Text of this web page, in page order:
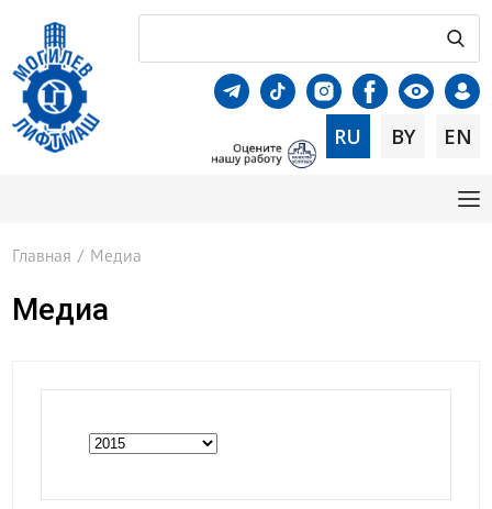
RU BY EN
Главная / Медиа
Медиа